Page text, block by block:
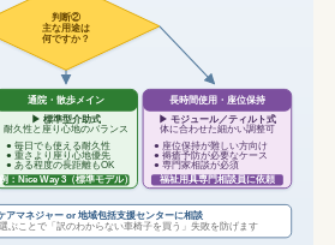
判断②
主な用途は
何ですか？
通院・散歩メイン
▶ 標準型介助式
耐久性と座り心地のバランス
● 毎日でも使える耐久性
● 重さより座り心地優先
● ある程度の長距離もOK
例：Nice Way 3（標準モデル）
長時間使用・座位保持
▶ モジュール／ティルト式
体に合わせた細かい調整可
● 座位保持が難しい方向け
● 褥瘡予防が必要なケース
● 専門家相談が必須
福祉用具専門相談員に依頼
アマネジャー or 地域包括支援センターに相談
ぶことで「訳のわからない車椅子を買う」失敗を防げます